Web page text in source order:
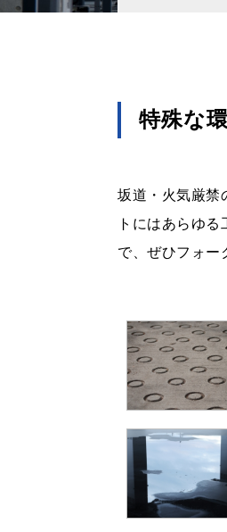
特殊な
坂道・火気厳禁
トにはあらゆ
で、ぜひフォー